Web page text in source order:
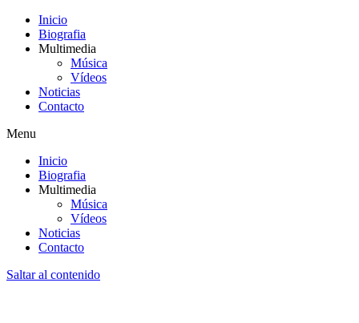
Inicio
Biografia
Multimedia
Música
Vídeos
Noticias
Contacto
Menu
Inicio
Biografia
Multimedia
Música
Vídeos
Noticias
Contacto
Saltar al contenido